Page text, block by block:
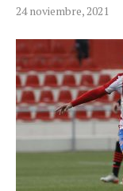
24 noviembre, 2021